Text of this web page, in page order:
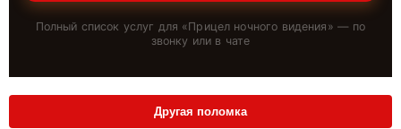
Полный список услуг для «Прицел ночного видения » — по
звонку или в чате
Другая поломка